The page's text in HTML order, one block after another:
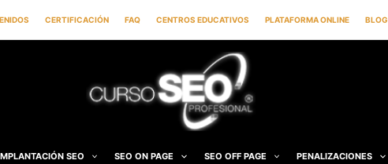
CERTIFICACIÓN FAQ CENTROS EDUCATIVOS PLATAFORMA ONLINE BLOG
SEO SEO ON PAGE SEO OFF PAGE PENALIZACIONES